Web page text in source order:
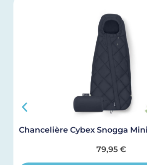
Chancelière Cybex Snogga
79,95 €